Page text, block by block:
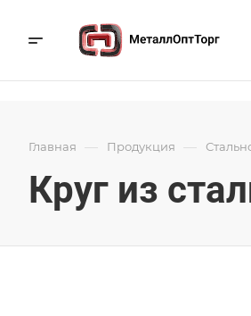
Главная — Продукция —
Круг из